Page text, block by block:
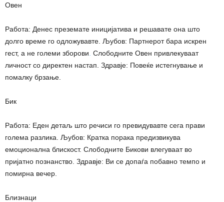
Овен
Работа: Денес преземате иницијатива и решавате она што
долго време го одложувавте. Љубов: Партнерот бара искрен
гест, а не големи зборови Слободните Овен привлекуваат
личност со директен настап. Здравје: Повеќе истегнување и
помалку брзање.
Бик
Работа: Еден детаљ што речиси го превидувавте сега прави
голема разлика. Љубов: Кратка порака предизвикува
емоционална блискост. Слободните Бикови влегуваат во
пријатно познанство. Здравје: Ви се допаѓа побавно темпо и
помирна вечер.
Близнаци